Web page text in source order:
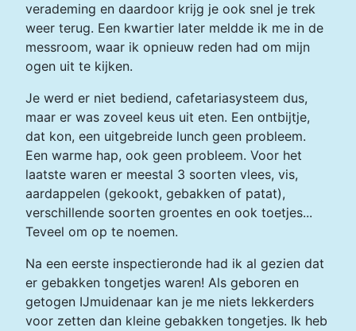
verademing en daardoor krijg je ook snel je trek
weer terug. Een kwartier later meldde ik me in de
messroom, waar ik opnieuw reden had om mijn
ogen uit te kijken.
Je werd er niet bediend, cafetariasysteem dus,
maar er was zoveel keus uit eten. Een ontbijtje,
dat kon, een uitgebreide lunch geen probleem.
Een warme hap, ook geen probleem. Voor het
laatste waren er meestal 3 soorten vlees, vis,
aardappelen (gekookt, gebakken of patat),
verschillende soorten groentes en ook toetjes...
Teveel om op te noemen.
Na een eerste inspectieronde had ik al gezien dat
er gebakken tongetjes waren! Als geboren en
getogen IJmuidenaar kan je me niets lekkerders
voor zetten dan kleine gebakken tongetjes. Ik heb